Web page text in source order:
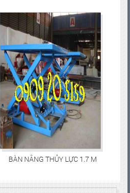
BÀN NÂNG THỦY LỰC 1.7 M